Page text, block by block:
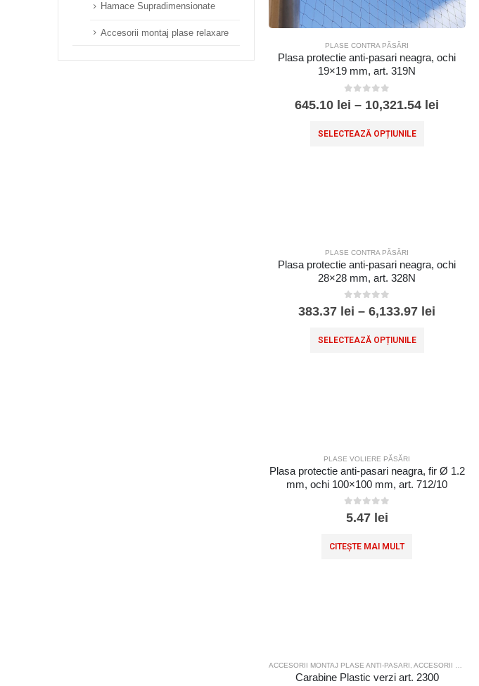
PLASE CONTRA PĂSĂRI
Plasa protectie anti-pasari neagra, ochi
19×19 mm, art. 319N
0
645.10 lei – 10,321.54 lei
SELECTEAZĂ OPȚIUNILE
PLASE CONTRA PĂSĂRI
Plasa protectie anti-pasari neagra, ochi
28×28 mm, art. 328N
out of 5
383.37 lei –6,133.97 lei
SELECTEAZĂ OPȚIUNILE
PLASE VOLIERE PĂSĂRI
Plasa protectie anti-pasari neagra, fir Ø 1.2
mm, ochi 100×100 mm, art. 712/10
0out of 5
5.47 lei
CITEȘTE MAI MULT
ACCESORII MONTAJ PLASE ANTI-PASARI ACCESORII MONTAJ PLASE SPORT
Carabine Plastic verzi art. 2300
Hamace Supradimensionate
Accesorii montaj plase relaxare